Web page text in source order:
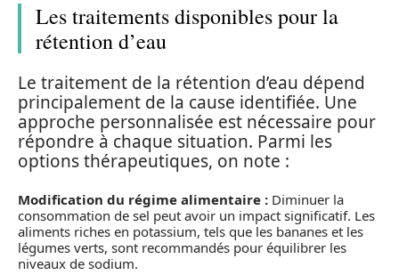
Les traitements disponibles pour la
rétention d’eau
Le traitement de la rétention d’eau dépend
principalement de la cause identifiée. Une
approche personnalisée est nécessaire pour
répondre à chaque situation. Parmi les
options thérapeutiques, on note :
Modification du régime alimentaire : Diminuer la
consommation de sel peut avoir un impact significatif. Les
aliments riches en potassium, tels que les bananes et les
légumes verts, sont recommandés pour équilibrer les
niveaux de sodium.